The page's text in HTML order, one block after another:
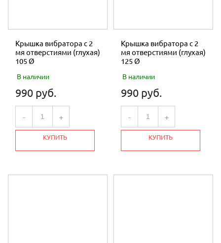
Крышка вибратора с 2
мя отверстиями (глухая)
105 Ø
В наличии
990 руб.
- +
КУПИТЬ
Крышка вибратора с 2
мя отверстиями (глухая)
125 Ø
В наличии
990 руб.
- +
КУПИТЬ